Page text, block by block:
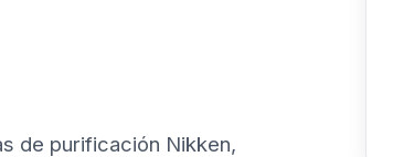
de purificación Nikken,